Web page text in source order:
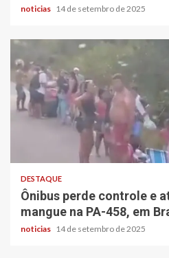
noticias 14 de setembro de 2025
DESTAQUE
Ônibus perde controle e
mangue na PA-458, em
noticias 14 de setembro de 2025